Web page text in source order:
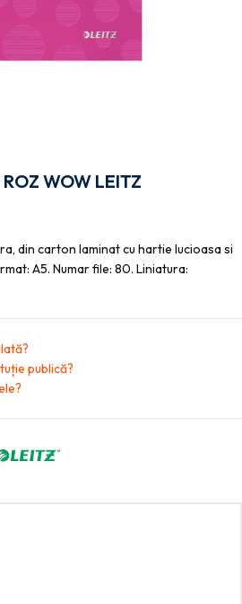
WOW LEITZ
din carton laminat cu hartie lucioasa si
A5. Numar file: 80. Liniatura:
publică?